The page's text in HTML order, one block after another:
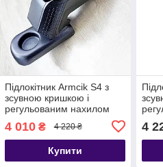
Підлокітник Armcik S4 з
зсувною кришкою і
регульованим нахилом
2024
4 010₴ 4 220 ₴
Купити
4